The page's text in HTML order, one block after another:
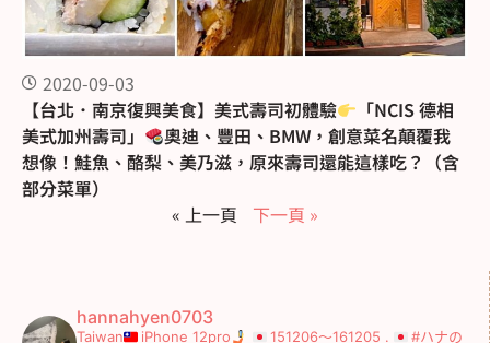
hannahyen0703
Taiwan iPhone 12pro 151206～161205 .
#ハナの
2020-09-03
【台北．南京復興美食】美式壽司初體驗
「NCIS 德相
美式加州壽司」
奧迪、豐田、BMW，創意菜名顛覆我
想像！鮭魚、酪梨、美乃滋，原來壽司還能這樣吃？（含
部分菜單）
« 上一頁
下一頁 »